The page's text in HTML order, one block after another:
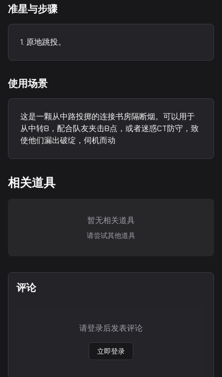
准星与步骤
原地跳投。
使用场景
这是一颗从中路投掷的连接书房隔断烟。可以用于
从中转B，配合队友夹击B点，或者迷惑CT防守，致
使他们漏出破绽，伺机而动
相关道具
暂无相关道具
请尝试其他道具
评论
请登录后发表评论
立即登录